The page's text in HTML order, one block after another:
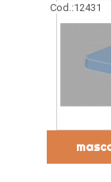
Cod.:12431